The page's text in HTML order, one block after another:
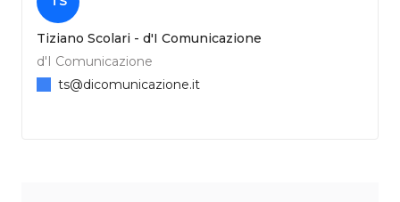
Tiziano Scolari - d'I Comunicazione
d'I Comunicazione
ts@dicomunicazione.it